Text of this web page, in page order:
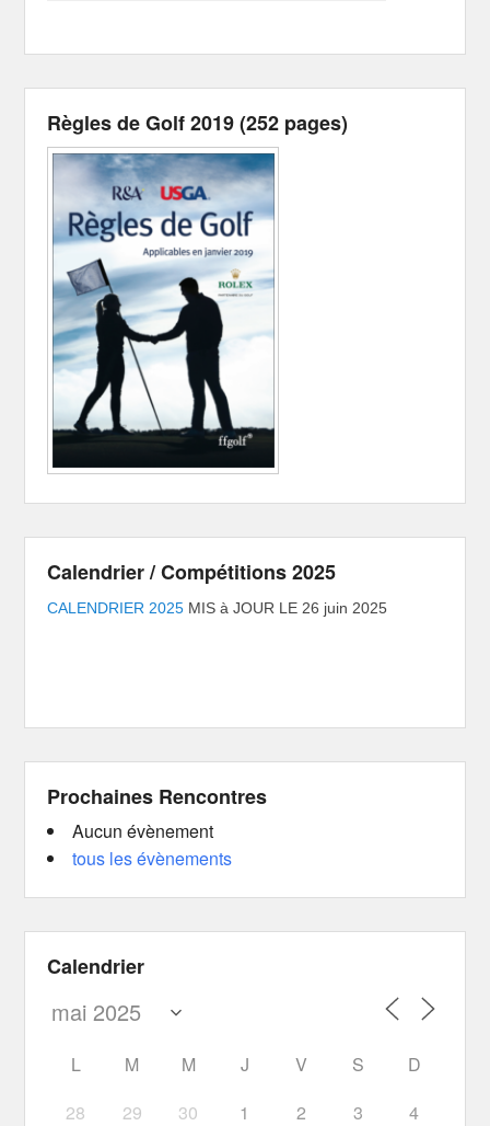
Règles de Golf 2019 (252 pages)
Calendrier / Compétitions 2025
CALENDRIER 2025 MIS à JOUR LE 26 juin 2025
Prochaines Rencontres
Aucun évènement
tous les évènements
Calendrier
L M M J V S
D
28
29 30 1 2 3 4